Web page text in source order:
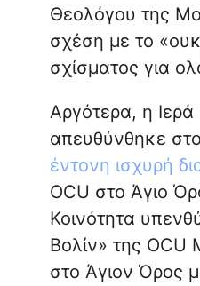
Θεολόγου της
σχέση με το
σχίσματος για
Αργότερα, η Ιερά
απευθύνθηκε
έντονη ισχυρή
OCU στο Άγιο
Κοινότητα
Βολίν» της OCU
στο Άγιον Όρος